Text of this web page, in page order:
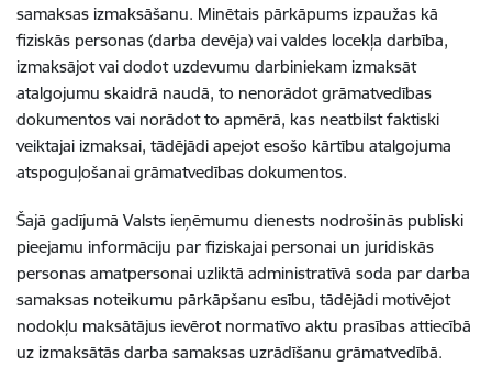
samaksas izmaksāšanu. Minētais pārkāpums izpaužas kā
fiziskās personas (darba devēja) vai valdes locekļa darbība,
izmaksājot vai dodot uzdevumu darbiniekam izmaksāt
atalgojumu skaidrā naudā, to nenorādot grāmatvedības
dokumentos vai norādot to apmērā, kas neatbilst faktiski
veiktajai izmaksai, tādējādi apejot esošo kārtību atalgojuma
atspoguļošanai grāmatvedības dokumentos.
Šajā gadījumā Valsts ieņēmumu dienests nodrošinās publiski
pieejamu informāciju par fiziskajai personai un juridiskās
personas amatpersonai uzliktā administratīvā soda par darba
samaksas noteikumu pārkāpšanu esību, tādējādi motivējot
nodokļu maksātājus ievērot normatīvo aktu prasības attiecībā
uz izmaksātās darba samaksas uzrādīšanu grāmatvedībā.